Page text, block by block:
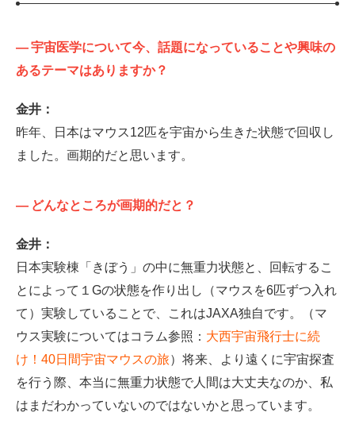
—宇宙医学について今、話題になっていることや興味の
あるテーマはありますか？
金井：
昨年、日本はマウス12匹を宇宙から生きた状態で回収し
ました。画期的だと思います。
— どんなところが画期的だと？
金井：
日本実験棟「きぼう」の中に無重力状態と、回転するこ
とによって１Gの状態を作り出し（マウスを6匹ずつ入れ
て）実験していることで、これはJAXA独自です。（マ
ウス実験についてはコラム参照： 大西宇宙飛行士に続
け！40日間宇宙マウスの旅）将来、より遠くに宇宙探査
を行う際、本当に無重力状態で人間は大丈夫なのか、私
はまだわかっていないのではないかと思っています。